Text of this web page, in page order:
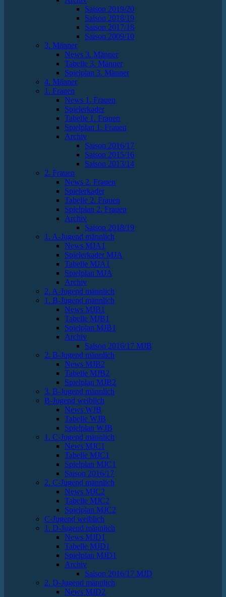
Saison 2019/20
Saison 2018/19
Saison 2017/18
Saison 2009/10
3. Männer
News 3. Männer
Tabelle 3. Männer
Spielplan 3. Männer
4. Männer
1. Frauen
News 1. Frauen
Spielerkader
Tabelle 1. Frauen
Spielplan 1. Frauen
Archiv
Saison 2016/17
Saison 2015/16
Saison 2013/14
2. Frauen
News 2. Frauen
Spielerkader
Tabelle 2. Frauen
Spielplan 2. Frauen
Archiv
Saison 2018/19
1. A-Jugend männlich
News MJA1
Spielerkader MJA
Tabelle MJA1
Spielplan MJA
Archiv
2. A-Jugend männlich
1. B-Jugend männlich
News MJB1
Tabelle MJB1
Spielplan MJB1
Archiv
Saison 2016/17 MJB
2. B-Jugend männlich
News MJB2
Tabelle MJB2
Spielplan MJB2
3. B-Jugend männlich
B-Jugend weiblich
News WJB
Tabelle WJB
Spielplan WJB
1. C-Jugend männlich
News MJC1
Tabelle MJC1
Spielplan MJC1
Saison 2016/17
2. C-Jugend männlich
News MJC2
Tabelle MJC2
Spielplan MJC2
C-Jugend weiblich
1. D-Jugend männlich
News MJD1
Tabelle MJD1
Spielplan MJD1
Archiv
Saison 2016/17 MJD
2. D-Jugend männlich
News MJD2